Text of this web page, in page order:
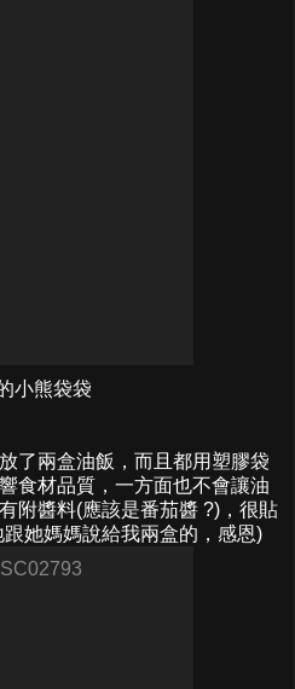
小熊袋袋
了兩盒油飯，而且都用塑膠袋
食材品質，一方面也不會讓油
附醬料(應該是番茄醬 ?)，很貼
她媽媽說給我兩盒的，感恩)